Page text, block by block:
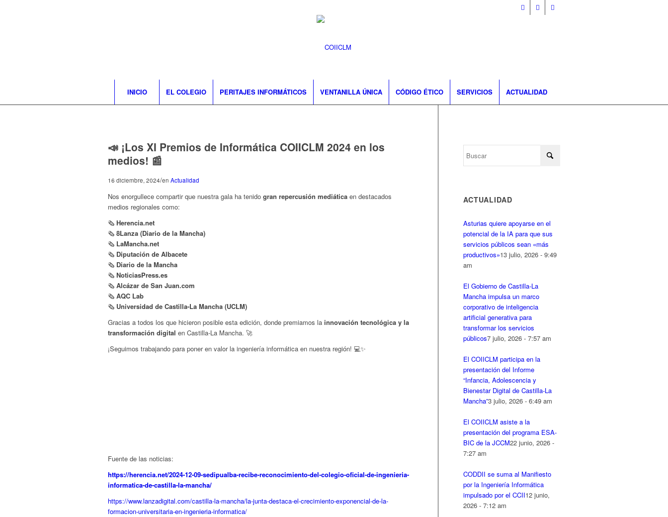
INICIO EL COLEGIO PERITAJES INFORMÁTICOS VENTANILLA ÚNICA CÓDIGO ÉTICO SERVICIOS ACTUALIDAD
📣 ¡Los XI Premios de Informática COIICLM 2024 en los
medios! 📰
16 diciembre, 2024/en Actualidad
Nos enorgullece compartir que nuestra gala ha tenido gran repercusión mediática en destacados
medios regionales como:
🗞 Herencia.net
🗞 8Lanza (Diario de la Mancha)
🗞 LaMancha.net
🗞 Diputación de Albacete
🗞 Diario de la Mancha
🗞 NoticiasPress.es
🗞 Alcázar de San Juan.com
🗞 AQC Lab
🗞 Universidad de Castilla-La Mancha (UCLM)
Gracias a todos los que hicieron posible esta edición, donde premiamos la innovación tecnológica y la
transformación digital en Castilla-La Mancha. 🚀
¡Seguimos trabajando para poner en valor la ingeniería informática en nuestra región! 💻✨
Fuente de las noticias:
https://herencia.net/2024-12-09-sedipualba-recibe-reconocimiento-del-colegio-oficial-de-ingenieria-
informatica-de-castilla-la-mancha/
https://www.lanzadigital.com/castilla-la-mancha/la-junta-destaca-el-crecimiento-exponencial-de-la-
formacion-universitaria-en-ingenieria-informatica/
ACTUALIDAD
Asturias quiere apoyarse en el
potencial de la IA para que sus
servicios públicos sean «más
productivos»13 julio, 2026 - 9:49
am
El Gobierno de Castilla-La
Mancha impulsa un marco
corporativo de inteligencia
artificial generativa para
transformar los servicios
públicos7 julio, 2026 - 7:57 am
El COIICLM participa en la
presentación del Informe
“Infancia, Adolescencia y
Bienestar Digital de Castilla-La
Mancha”3 julio, 2026 - 6:49 am
El COIICLM asiste a la
presentación del programa ESA-
BIC de la JCCM22 junio, 2026 -
7:27 am
CODDII se suma al Manifiesto
por la Ingeniería Informática
impulsado por el CCII12 junio,
2026 - 7:12 am